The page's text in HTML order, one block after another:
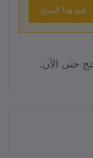
قيم هذا المنتج
حتى الآن.